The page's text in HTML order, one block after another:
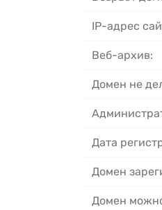
IP-адрес
Веб-архив:
Домен не
Дата
Домен
Домен